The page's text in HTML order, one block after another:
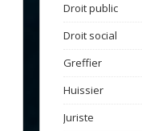
Droit public
Droit social
Greffier
Huissier
Juriste